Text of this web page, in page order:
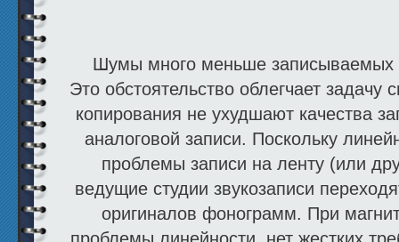
Шумы много меньше записываемых
Это обстоя­тельство облегчает
копирования не ухудшают качества
аналоговой за­писи. Поскольку
проблемы записи на ленту (или
ведущие студии звукозаписи
оригиналов фонограмм. При